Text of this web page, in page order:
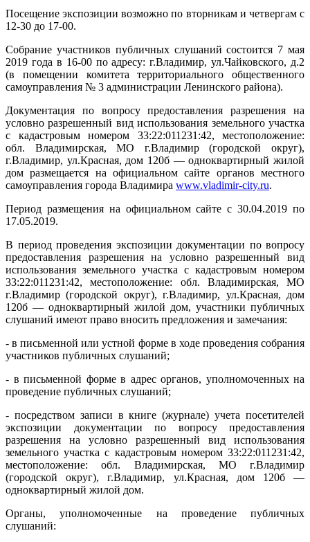
Посещение экспозиции возможно по вторникам и четвергам с
12-30 до 17-00.
Собрание участников публичных слушаний состоится 7 мая
2019 года в 16-00 по адресу: г.Владимир, ул.Чайковского, д.2
(в помещении комитета территориального общественного
самоуправления № 3 администрации Ленинского района).
Документация по вопросу предоставления разрешения на
условно разрешенный вид использования земельного участка
с кадастровым номером 33:22:011231:42, местоположение:
обл. Владимирская, МО г.Владимир (городской округ),
г.Владимир, ул.Красная, дом 120б — одноквартирный жилой
дом размещается на официальном сайте органов местного
самоуправления города Владимира www.vladimir-city.ru.
Период размещения на официальном сайте с 30.04.2019 по
17.05.2019.
В период проведения экспозиции документации по вопросу
предоставления разрешения на условно разрешенный вид
использования земельного участка с кадастровым номером
33:22:011231:42, местоположение: обл. Владимирская, МО
г.Владимир (городской округ), г.Владимир, ул.Красная, дом
120б — одноквартирный жилой дом, участники публичных
слушаний имеют право вносить предложения и замечания:
- в письменной или устной форме в ходе проведения собрания
участников публичных слушаний;
- в письменной форме в адрес органов, уполномоченных на
проведение публичных слушаний;
- посредством записи в книге (журнале) учета посетителей
экспозиции документации по вопросу предоставления
разрешения на условно разрешенный вид использования
земельного участка с кадастровым номером 33:22:011231:42,
местоположение: обл. Владимирская, МО г.Владимир
(городской округ), г.Владимир, ул.Красная, дом 120б —
одноквартирный жилой дом.
Органы, уполномоченные на проведение публичных
слушаний: